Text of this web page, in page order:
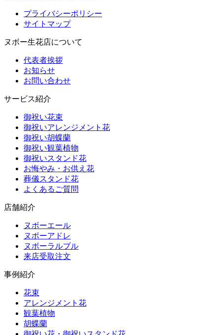
プライバシーポリシー
サイトマップ
ヌボー生花店について
代表者挨拶
お知らせ
お問い合わせ
サービス紹介
御祝い花束
御祝いアレンジメント花
御祝い胡蝶蘭
御祝い観葉植物
御祝いスタンド花
お悔やみ・お供え花
葬儀スタンド花
よくあるご質問
店舗紹介
ヌボーエール
ヌボーアドレ
ヌボーラルブル
来店受取注文
事例紹介
花束
アレンジメント花
観葉植物
胡蝶蘭